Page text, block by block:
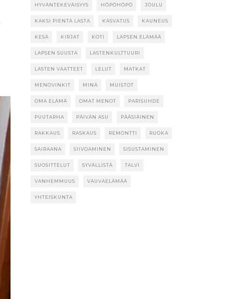
HYVÄNTEKEVÄISYYS HÖPÖHÖPÖ JOULU
KAKSI PIENTÄ LASTA KASVATUS KAUNEUS
KESÄ KIRJAT KOTI LAPSEN ELÄMÄÄ
LAPSEN SUUSTA LASTENKULTTUURI
LASTEN VAATTEET LELUT MATKAT
MENOVINKIT MINÄ MUISTOT
OMA ELÄMÄ OMAT MENOT PARISUHDE
PUUTARHA PÄIVÄN ASU PÄÄSIÄINEN
RAKKAUS RASKAUS REMONTTI RUOKA
SAIRAANA SIIVOAMINEN SISUSTAMINEN
SUOSITTELUT SYVÄLLISTÄ TALVI
VANHEMMUUS VAUVAELÄMÄÄ
YHTEISKUNTA